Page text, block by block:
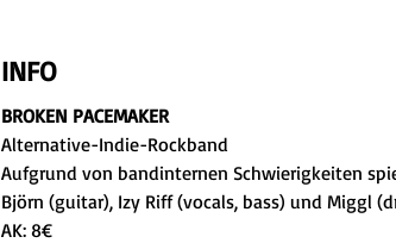
INFO
BROKEN PACEMAKER
Alternative-Indie-Rockband
Aufgrund von bandinternen Schwierigkeiten
Björn (guitar), Izy Riff (vocals, bass) und Miggl
AK: 8€